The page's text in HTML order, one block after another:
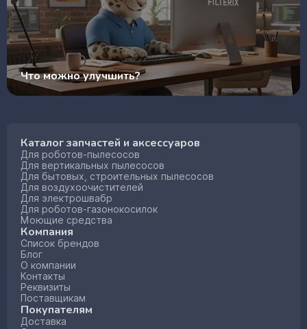
Что можно улучшить?
Каталог запчастей и аксессуаров
Для роботов-пылесосов
Для вертикальных пылесосов
Для бытовых, строительных пылесосов
Для воздухоочистителей
Для электрошвабр
Для роботов-газонокосилок
Моющие средства
Компания
Список брендов
Блог
О компании
Контакты
Реквизиты
Поставщикам
Покупателям
Доставка